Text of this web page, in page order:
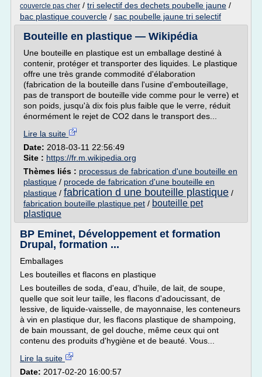
couvercle pas cher / tri selectif des dechets poubelle jaune /
bac plastique couvercle / sac poubelle jaune tri selectif
Bouteille en plastique — Wikipédia
Une bouteille en plastique est un emballage destiné à
contenir, protéger et transporter des liquides. Le plastique
offre une très grande commodité d'élaboration
(fabrication de la bouteille dans l'usine d'embouteillage,
pas de transport de bouteille vide comme pour le verre) et
son poids, jusqu'à dix fois plus faible que le verre, réduit
énormément le rejet de CO2 dans le transport des...
Lire la suite
Date: 2018-03-11 22:56:49
Site : https://fr.m.wikipedia.org
Thèmes liés : processus de fabrication d'une bouteille en
plastique / procede de fabrication d'une bouteille en
plastique / fabrication d une bouteille plastique /
fabrication bouteille plastique pet / bouteille pet
plastique
BP Eminet, Développement et formation
Drupal, formation ...
Emballages
Les bouteilles et flacons en plastique
Les bouteilles de soda, d'eau, d'huile, de lait, de soupe,
quelle que soit leur taille, les flacons d'adoucissant, de
lessive, de liquide-vaisselle, de mayonnaise, les conteneurs
à vin en plastique dur, les flacons plastique de shampoing,
de bain moussant, de gel douche, même ceux qui ont
contenu des produits d'hygiène et de beauté. Vous...
Lire la suite
Date: 2017-02-20 16:00:57